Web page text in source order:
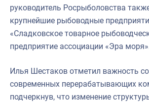
руководитель Росрыболовства
крупнейшие рыбоводные
«Сладковское товарное
предприятие ассоциации «Эра
Илья Шестаков отметил важность
современных перерабатывающих
подчеркнув, что изменение